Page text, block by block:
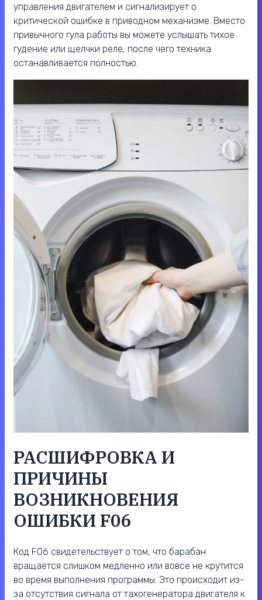
управления двигателем и сигнализирует о
критической ошибке в приводном механизме. Вместо
привычного гула работы вы можете услышать тихое
гудение или щелчки реле, после чего техника
останавливается полностью.
РАСШИФРОВКА И
ПРИЧИНЫ
ВОЗНИКНОВЕНИЯ
ОШИБКИ F06
Код F06 свидетельствует о том, что барабан
вращается слишком медленно или вовсе не крутится
во время выполнения программы. Это происходит из-
за отсутствия сигнала от тахогенератора двигателя к